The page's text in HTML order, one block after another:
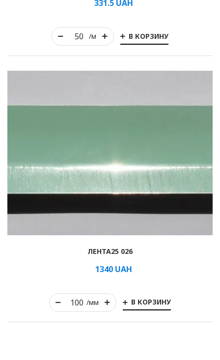
/м В КОРЗИНУ
331.5UAH
/мм В КОРЗИНУ
ЛЕНТА25 026
1340UAH